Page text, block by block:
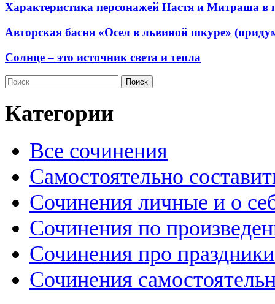
Характеристика персонажей Настя и Митраша
Авторская басня «Осел в львиной шкуре»
Солнце – это источник света и тепла
Категории
Все сочинения
Самостоятельно
Сочинения личные и о
Сочинения по
Сочинения про
Сочинения